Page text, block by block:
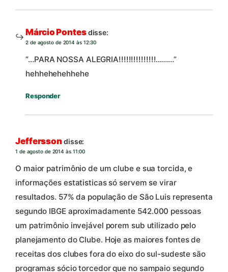
Márcio Pontesdisse:
2 de agosto de 2014 às 12:30
“…PARA NOSSA ALEGRIA!!!!!!!!!!!!!!!………”
hehhehehehhehe
Responder
Jefferssondisse:
1 de agosto de 2014 às 11:00
O maior patrimônio de um clube e sua torcida, e
informações estatisticas só servem se virar
resultados. 57% da população de São Luis representa
segundo IBGE aproximadamente 542.000 pessoas
um patrimônio invejável porem sub utilizado pelo
planejamento do Clube. Hoje as maiores fontes de
receitas dos clubes fora do eixo do sul-sudeste são
programas sócio torcedor que no sampaio segundo